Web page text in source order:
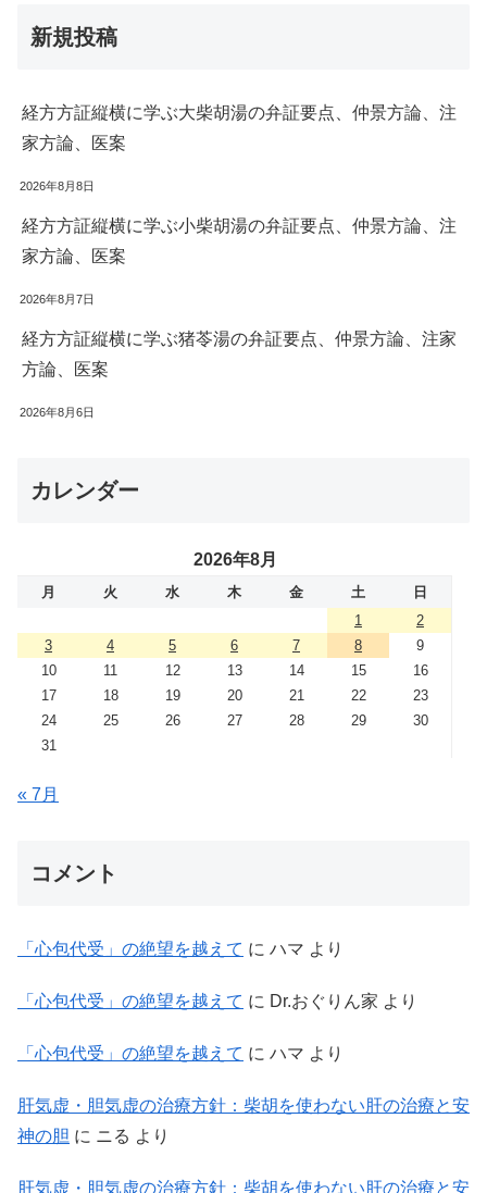
新規投稿
経方方証縦横に学ぶ大柴胡湯の弁証要点、仲景方論、注
家方論、医案
2026年8月8日
経方方証縦横に学ぶ小柴胡湯の弁証要点、仲景方論、注
家方論、医案
2026年8月7日
経方方証縦横に学ぶ猪苓湯の弁証要点、仲景方論、注家
方論、医案
2026年8月6日
カレンダー
2026年8月
月 火 水 木 金 土
日
1
2
3
4 5 6 7 8
9
10
11 12 13 14 15
16
17
18 19 20 21 22
23
24
25 26 27 28 29
30
31
« 7月
コメント
「心包代受」の絶望を越えて に ハマ より
「心包代受」の絶望を越えて に Dr.おぐりん家 より
「心包代受」の絶望を越えて に ハマ より
肝気虚・胆気虚の治療方針：柴胡を使わない肝の治療と安
神の胆 に ニる より
肝気虚・胆気虚の治療方針：柴胡を使わない肝の治療と安